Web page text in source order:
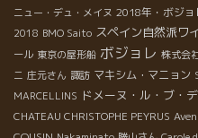
ニュー・デュ・メイヌ 2018年・ボジ
2018 BMO Saito スペイン自然派ワ
ール 東京の屋形船 ボジョレ 株式会
ニ 庄元さん 諏訪 マキシム・マニョン
MARCELLINS ドメーヌ・ル・ブ・
CHATEAU CHRISTOPHE PEYRUS